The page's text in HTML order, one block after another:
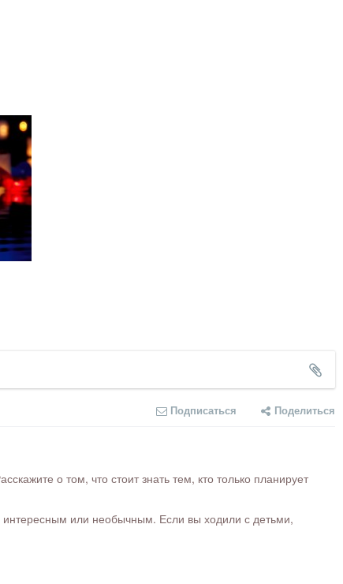
Подписаться Поделиться
о том, что стоит знать тем, кто только планирует
интересным или необычным. Если вы ходили с детьми,